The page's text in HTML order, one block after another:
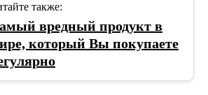
также:
вредный продукт в
который Вы покупаете